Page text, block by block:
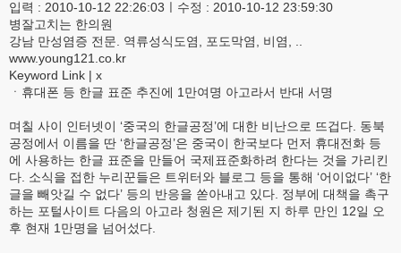
입력 : 2010-10-12 22:26:03ㅣ수정 : 2010-10-12 23:59:30
병잘고치는 한의원
강남 만성염증 전문. 역류성식도염, 포도막염, 비염, ..
www.young121.co.kr
Keyword Link | x
ㆍ휴대폰 등 한글 표준 추진에 1만여명 아고라서 반대 서명
며칠 사이 인터넷이 ‘중국의 한글공정’에 대한 비난으로 뜨겁다. 동북
공정에서 이름을 딴 ‘한글공정’은 중국이 한국보다 먼저 휴대전화 등
에 사용하는 한글 표준을 만들어 국제표준화하려 한다는 것을 가리킨
다. 소식을 접한 누리꾼들은 트위터와 블로그 등을 통해 ‘어이없다’ ‘한
글을 빼앗길 수 없다’ 등의 반응을 쏟아내고 있다. 정부에 대책을 촉구
하는 포털사이트 다음의 아고라 청원은 제기된 지 하루 만인 12일 오
후 현재 1만명을 넘어섰다.